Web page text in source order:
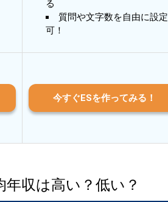
る
質問や文字数を自由に設定
可！
今すぐESを作ってみる！
年収は高い？低い？